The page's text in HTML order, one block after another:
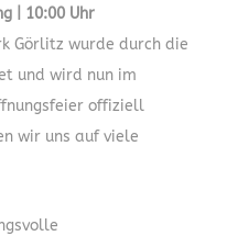
| 10:00 Uhr
Görlitz wurde durch die
und wird nun im
offiziell
wir uns auf viele